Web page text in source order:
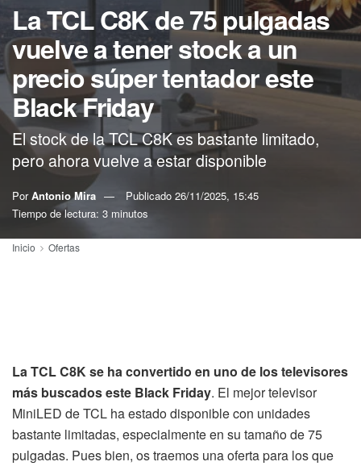
La TCL C8K de 75 pulgadas
vuelve a tener stock a un
precio súper tentador este
Black Friday
El stock de la TCL C8K es bastante limitado,
pero ahora vuelve a estar disponible
Por Antonio Mira Publicado 26/11/2025, 15:45
Tiempo de lectura: 3 minutos
Inicio Ofertas
La TCL C8K se ha convertido en uno de los televisores
más buscados este Black Friday. El mejor televisor
MiniLED de TCL ha estado disponible con unidades
bastante limitadas, especialmente en su tamaño de 75
pulgadas. Pues bien, os traemos una oferta para los que